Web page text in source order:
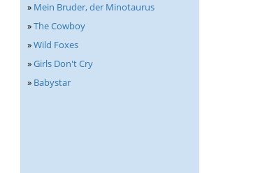
» Mein Bruder, der Minotaurus
»The Cowboy
»Wild Foxes
»Girls Don't Cry
» Babystar